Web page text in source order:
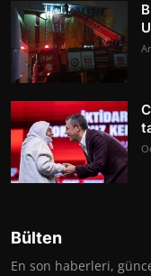
Bülten
En son haberleri,